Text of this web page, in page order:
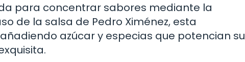
para concentrar sabores mediante la
de la salsa de Pedro Ximénez, esta
azúcar y especias que potencian su